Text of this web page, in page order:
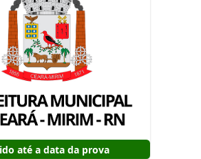
até a data da prova